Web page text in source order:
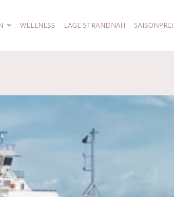
WELLNESS LAGE STRANDNAH